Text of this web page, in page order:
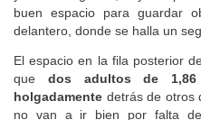
y tras la segunda, hay dos
buen espacio para guardar
El espacio en la fila posterior
quedos adultos de
holgadamentedetrás de otros